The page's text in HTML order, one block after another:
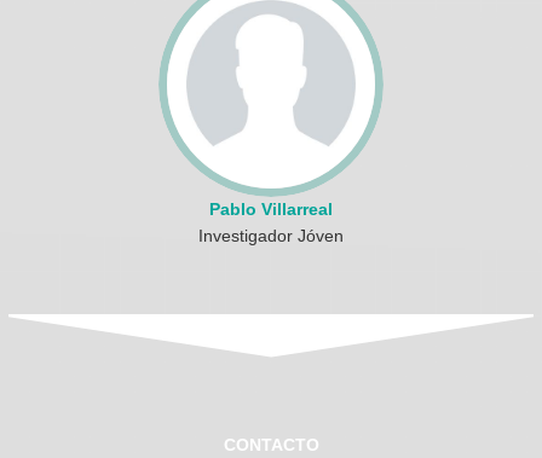
Pablo Villarreal
Investigador Jóven
CONTACTO